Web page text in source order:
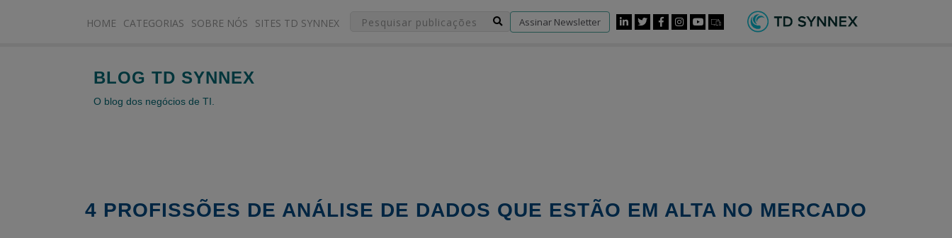
HOME CATEGORIAS SOBRE NÓS SITES TD SYNNEX Assinar Newsletter
BLOG TD SYNNEX
O blog dos negócios de TI.
4 PROFISSÕES DE ANÁLISE DE DADOS QUE ESTÃO EM ALTA NO MERCADO